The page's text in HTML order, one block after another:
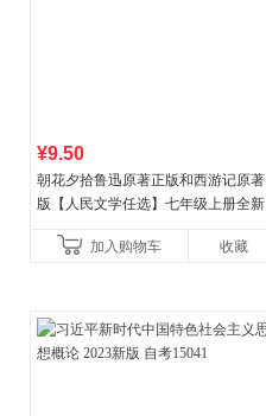
¥9.50
朝花夕拾鲁迅原著正版和西游记原著
版【人民文学任选】七年级上册全新
中名著语文书目初一课外阅
加入购物车 收藏